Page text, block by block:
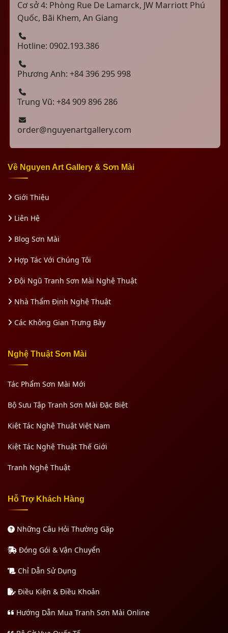
Cơ sở 4: Phòng Rue De Lamarck, JW Marriott Phú
Quốc, Bãi Khem, An Giang
Hotline: 0902.193.386
Phương Anh: +84 396 295 998
Trung Vũ: +84 909 896 286
order@nguyenartgallery.com
Về Nguyen Art Gallery & Sơn Mài
Giới Thiệu
Liên Hệ
Blog Sơn Mài
Hợp Tác Với Chúng Tôi
Đội Ngũ Tranh Sơn Mài Nghệ Thuật
Nhà Thẩm Định Nghệ Thuật
Các Không Gian Trưng Bày
Nghệ Thuật Sơn Mài
Tác Phẩm Sơn Mài Mới
Bộ Sưu Tập Tranh Sơn Mài Đặc Biệt
Kiệt Tác Nghệ Thuật Việt Nam
Kiệt Tác Nghệ Thuật Thế Giới
Tranh Nghệ Thuật
Hỗ Trợ Khách Hàng
Những Câu Hỏi Thường Gặp
Đóng Gói & Vận Chuyển
Chỉ Dẫn Sử Dụng
Điều Kiện & Điều Khoản
Hướng Dẫn Mua Tranh Sơn Mài Online